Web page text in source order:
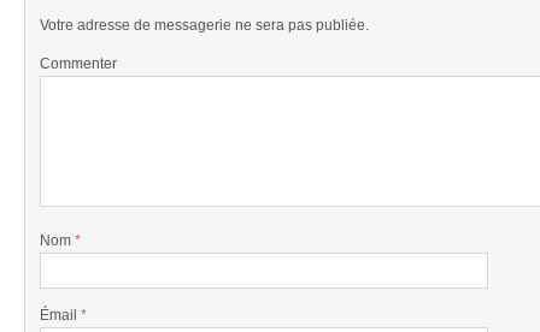
Votre adresse de messagerie ne sera pas publiée.
Commenter
Nom *
Émail *